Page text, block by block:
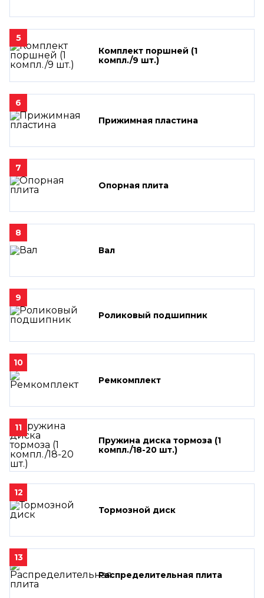
5
Комплект поршней (1
компл./9 шт.)
6
Прижимная пластина
7
Опорная плита
8
Вал
9
Роликовый подшипник
10
Ремкомплект
11
Пружина диска тормоза (1
компл./18-20 шт.)
12
Тормозной диск
13
Распределительная плита